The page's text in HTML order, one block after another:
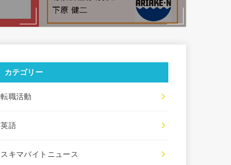
カテゴリー
転職活動
英語
スキマバイトニュース